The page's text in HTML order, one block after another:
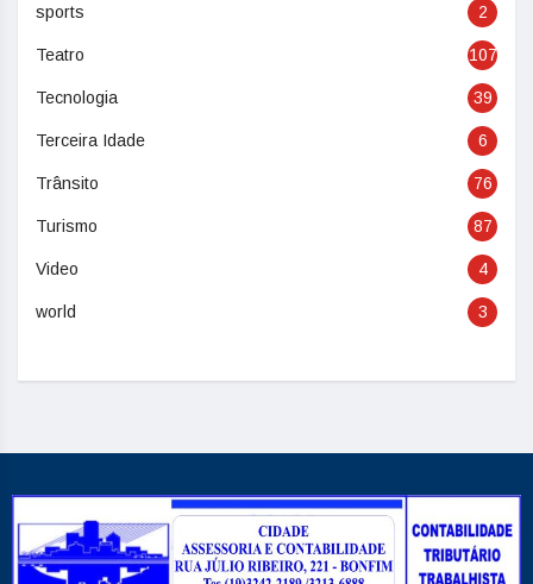
sports 2
Teatro 107
Tecnologia 39
Terceira Idade 6
Trânsito 76
Turismo 87
Video 4
world 3